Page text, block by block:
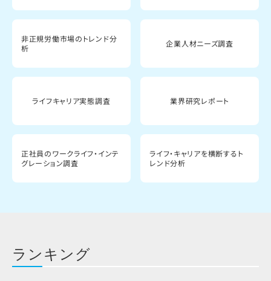
非正規労働市場のトレンド分
析
企業人材ニーズ調査
ライフキャリア実態調査 業界研究レポート
正社員のワークライフ・インテ
グレーション調査
ライフ・キャリアを横断するト
レンド分析
ランキング